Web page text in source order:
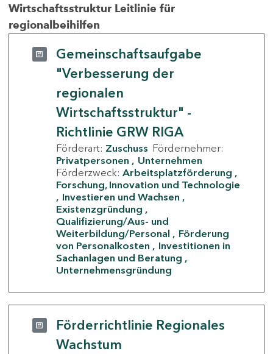
Wirtschaftsstruktur Leitlinie für
regionalbeihilfen
Gemeinschaftsaufgabe
"Verbesserung der
regionalen
Wirtschaftsstruktur" -
Richtlinie GRW RIGA
Förderart: Zuschuss Fördernehmer:
Privatpersonen
Unternehmen
Förderzweck: Arbeitsplatzförderung
Forschung, Innovation und Technologie
Investieren und Wachsen
Existenzgründung
Qualifizierung/Aus- und
Weiterbildung/Personal
Förderung
von Personalkosten
Investitionen in
Sachanlagen und Beratung
Unternehmensgründung
Förderrichtlinie Regionales
Wachstum